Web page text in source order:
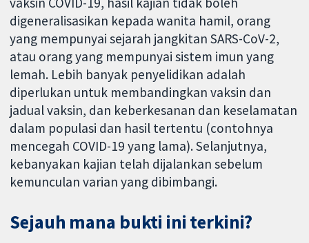
digeneralisasikan kepada wanita hamil, orang
yang mempunyai sejarah jangkitan SARS-CoV-2,
atau orang yang mempunyai sistem imun yang
lemah. Lebih banyak penyelidikan adalah
diperlukan untuk membandingkan vaksin dan
jadual vaksin, dan keberkesanan dan keselamatan
dalam populasi dan hasil tertentu (contohnya
mencegah COVID-19 yang lama). Selanjutnya,
kebanyakan kajian telah dijalankan sebelum
kemunculan varian yang dibimbangi.
Sejauh mana bukti ini terkini?